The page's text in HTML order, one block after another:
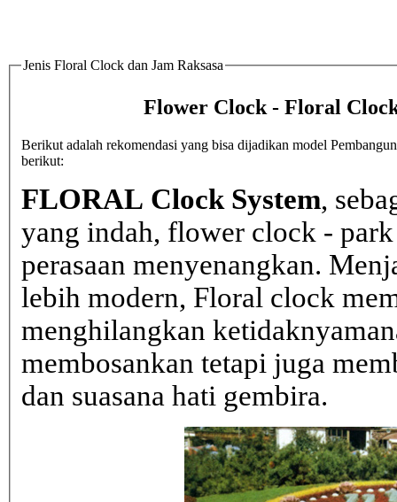
Jenis Floral Clock dan Jam Raksasa
Flower Clock - Floral
Berikut adalah rekomendasi yang bisa dijadikan model
berikut:
FLORAL Clock System,
yang indah, flower clock -
perasaan menyenangkan.
lebih modern, Floral clock
menghilangkan
membosankan tetapi juga
dan suasana hati gembira.